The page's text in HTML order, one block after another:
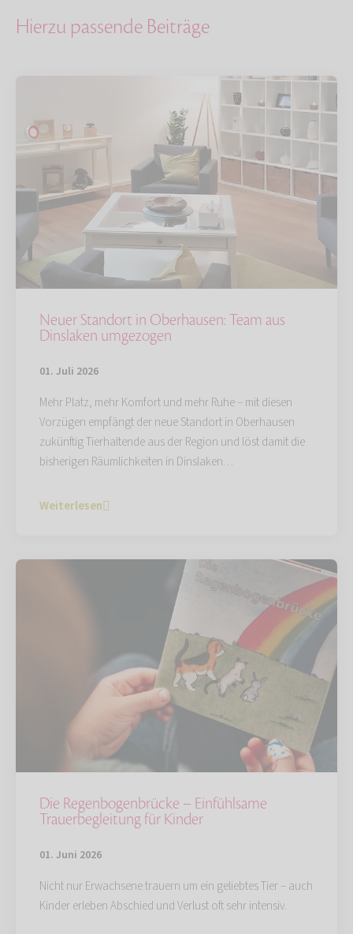
Hierzu passende Beiträge
Neuer Standort in Oberhausen: Team aus
Dinslaken umgezogen
01. Juli 2026
Mehr Platz, mehr Komfort und mehr Ruhe – mit diesen
Vorzügen empfängt der neue Standort in Oberhausen
zukünftig Tierhaltende aus der Region und löst damit die
bisherigen Räumlichkeiten in Dinslaken…
Weiterlesen
Die Regenbogenbrücke – Einfühlsame
Trauerbegleitung für Kinder
01. Juni 2026
Nicht nur Erwachsene trauern um ein geliebtes Tier – auch
Kinder erleben Abschied und Verlust oft sehr intensiv.